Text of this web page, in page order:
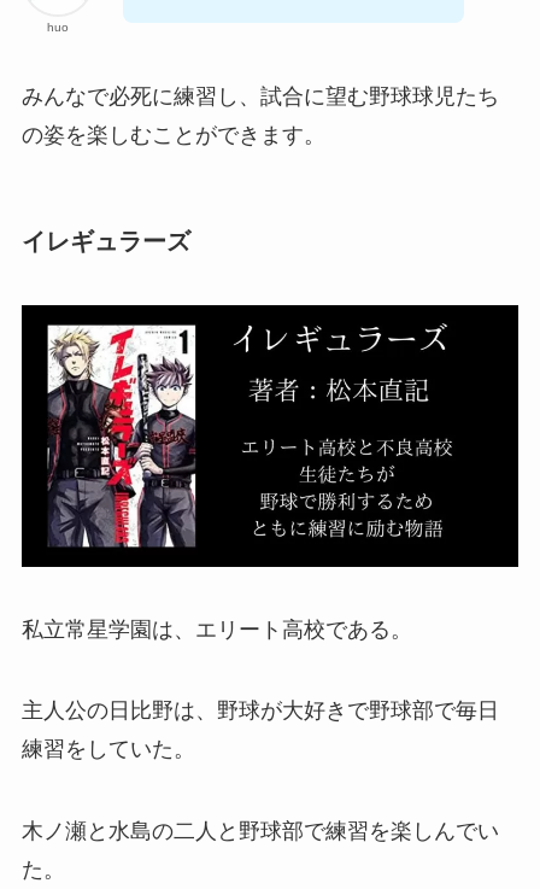
huo
みんなで必死に練習し、試合に望む野球球児たち
の姿を楽しむことができます。
イレギュラーズ
私立常星学園は、エリート高校である。
主人公の日比野は、野球が大好きで野球部で毎日
練習をしていた。
木ノ瀬と水島の二人と野球部で練習を楽しんでい
た。